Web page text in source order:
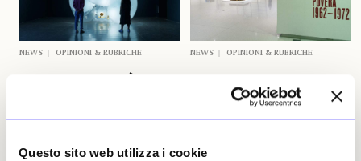
Questo sito web utilizza i cookie
NEWS OPINIONI & RUBRICHE
Le opere hanno bisogno di
nostra interazione, proprio
NEWS OPINIONI & RUBRICHE
paura di fare mostre
contestabili
anticipo significa perdere il